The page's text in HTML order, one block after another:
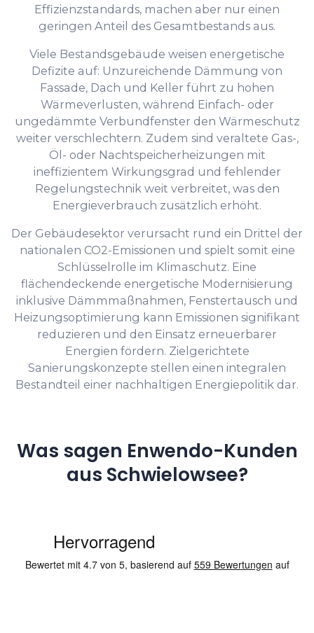
Effizienzstandards, machen aber nur einen
geringen Anteil des Gesamtbestands aus.
Viele Bestandsgebäude weisen energetische
Defizite auf: Unzureichende Dämmung von
Fassade, Dach und Keller führt zu hohen
Wärmeverlusten, während Einfach- oder
ungedämmte Verbundfenster den Wärmeschutz
weiter verschlechtern. Zudem sind veraltete Gas-,
Öl- oder Nachtspeicherheizungen mit
ineffizientem Wirkungsgrad und fehlender
Regelungstechnik weit verbreitet, was den
Energieverbrauch zusätzlich erhöht.
Der Gebäudesektor verursacht rund ein Drittel der
nationalen CO2-Emissionen und spielt somit eine
Schlüsselrolle im Klimaschutz. Eine
flächendeckende energetische Modernisierung
inklusive Dämmmaßnahmen, Fenstertausch und
Heizungsoptimierung kann Emissionen signifikant
reduzieren und den Einsatz erneuerbarer
Energien fördern. Zielgerichtete
Sanierungskonzepte stellen einen integralen
Bestandteil einer nachhaltigen Energiepolitik dar.
Was sagen Enwendo-Kunden
aus Schwielowsee?